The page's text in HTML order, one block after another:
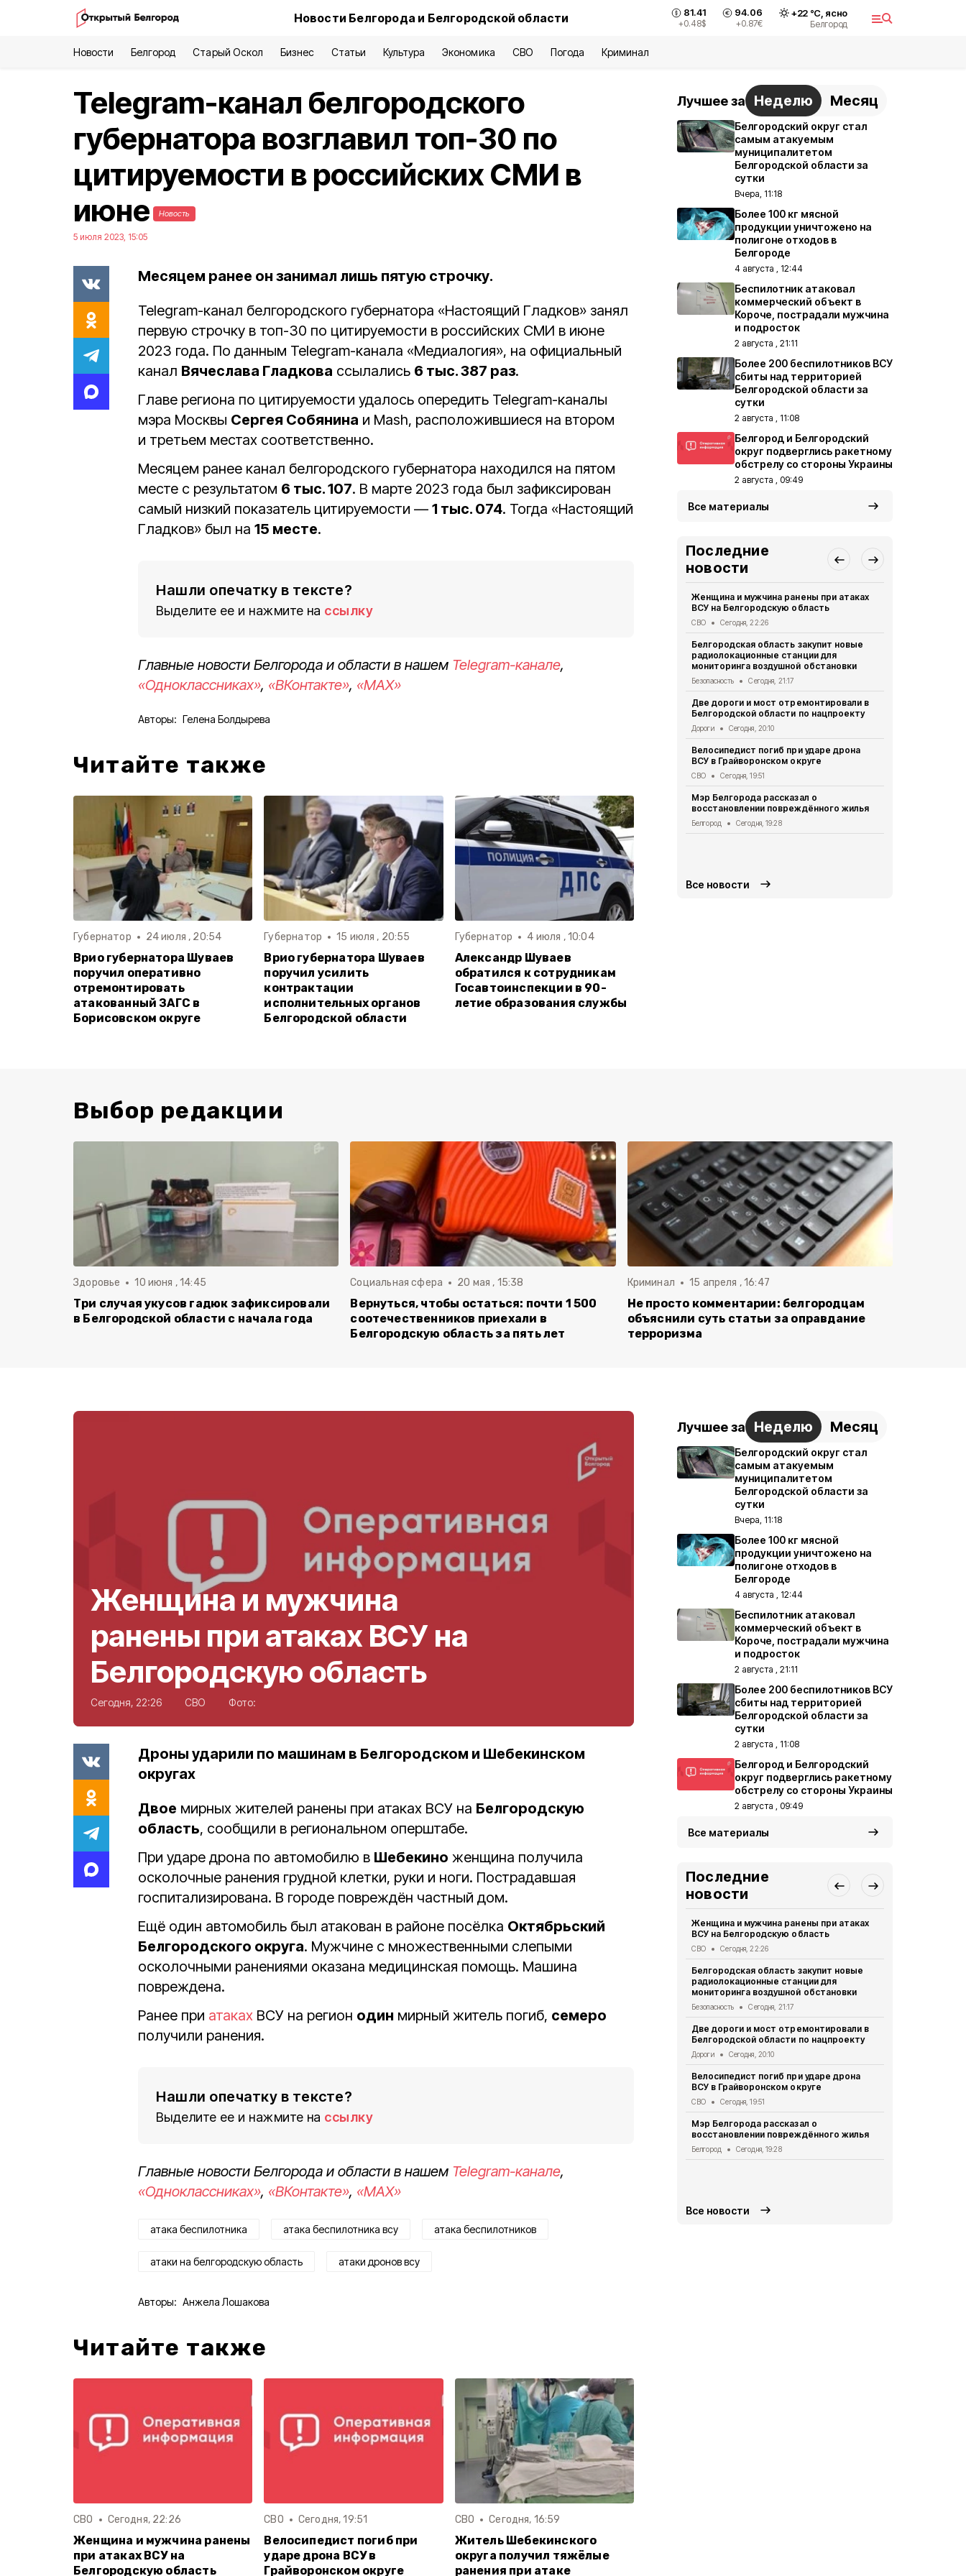
Новости Белгорода и Белгородской области 81.41
+0.48$
94.06
+0.87€
+22°С, ясно
Белгород
Новости Белгород Старый Оскол Бизнес Статьи Культура Экономика СВО Погода Криминал
Telegram-канал белгородского
губернатора возглавил топ-30 по
цитируемости в российских СМИ в
июне
Новость
5 июля 2023, 15:05
Месяцем ранее он занимал лишь пятую строчку.
Telegram-канал белгородского губернатора «Настоящий Гладков» занял
первую строчку в топ-30 по цитируемости в российских СМИ в июне
2023 года. По данным Telegram-канала «Медиалогия», на официальный
канал Вячеслава Гладкова ссылались 6 тыс. 387 раз.
Главе региона по цитируемости удалось опередить Telegram-каналы
мэра Москвы Сергея Собянина и Mash, расположившиеся на втором
и третьем местах соответственно.
Месяцем ранее канал белгородского губернатора находился на пятом
месте с результатом 6 тыс. 107. В марте 2023 года был зафиксирован
самый низкий показатель цитируемости — 1 тыс. 074. Тогда «Настоящий
Гладков» был на 15 месте.
Нашли опечатку в тексте?
Выделите ее и нажмите на ссылку
Главные новости Белгорода и области в нашем Telegram-канале,
«Одноклассниках», «ВКонтакте», «MAX»
Авторы: Гелена Болдырева
Читайте также
Губернатор 24 июля , 20:54
Врио губернатора Шуваев
поручил оперативно
отремонтировать
атакованный ЗАГС в
Борисовском округе
Губернатор 15 июля , 20:55
Врио губернатора Шуваев
поручил усилить
контрактации
исполнительных органов
Белгородской области
Губернатор 4 июля , 10:04
Александр Шуваев
обратился к сотрудникам
Госавтоинспекции в 90-
летие образования службы
Лучшее за Неделю Месяц
Белгородский округ стал
самым атакуемым
муниципалитетом
Белгородской области за
сутки
Вчера, 11:18
Более 100 кг мясной
продукции уничтожено на
полигоне отходов в
Белгороде
4 августа , 12:44
Беспилотник атаковал
коммерческий объект в
Короче, пострадали мужчина
и подросток
2 августа , 21:11
Более 200 беспилотников ВСУ
сбиты над территорией
Белгородской области за
сутки
2 августа , 11:08
Белгород и Белгородский
округ подверглись ракетному
обстрелу со стороны Украины
2 августа , 09:49
Все материалы
Последние
новости
Женщина и мужчина ранены при атаках
ВСУ на Белгородскую область
СВО Сегодня, 22:26
Белгородская область закупит новые
радиолокационные станции для
мониторинга воздушной обстановки
Безопасность Сегодня, 21:17
Две дороги и мост отремонтировали в
Белгородской области по нацпроекту
Дороги Сегодня, 20:10
Велосипедист погиб при ударе дрона
ВСУ в Грайворонском округе
СВО Сегодня, 19:51
Мэр Белгорода рассказал о
восстановлении повреждённого жилья
Белгород Сегодня, 19:28
Все новости
Выбор редакции
Здоровье 10 июня , 14:45
Три случая укусов гадюк зафиксировали
в Белгородской области с начала года
Социальная сфера 20 мая , 15:38
Вернуться, чтобы остаться: почти 1 500
соотечественников приехали в
Белгородскую область за пять лет
Криминал 15 апреля , 16:47
Не просто комментарии: белгородцам
объяснили суть статьи за оправдание
терроризма
Женщина и мужчина
ранены при атаках ВСУ на
Белгородскую область
Сегодня, 22:26 СВО Фото:
Дроны ударили по машинам в Белгородском и Шебекинском
округах
Двое мирных жителей ранены при атаках ВСУ на Белгородскую
область, сообщили в региональном оперштабе.
При ударе дрона по автомобилю в Шебекино женщина получила
осколочные ранения грудной клетки, руки и ноги. Пострадавшая
госпитализирована. В городе повреждён частный дом.
Ещё один автомобиль был атакован в районе посёлка Октябрьский
Белгородского округа. Мужчине с множественными слепыми
осколочными ранениями оказана медицинская помощь. Машина
повреждена.
Ранее при атаках ВСУ на регион один мирный житель погиб, семеро
получили ранения.
Нашли опечатку в тексте?
Выделите ее и нажмите на ссылку
Главные новости Белгорода и области в нашем Telegram-канале,
«Одноклассниках», «ВКонтакте», «MAX»
атака беспилотника атака беспилотника всу атака беспилотников
атаки на белгородскую область атаки дронов всу
Авторы: Анжела Лошакова
Читайте также
СВО Сегодня, 22:26
Женщина и мужчина ранены
при атаках ВСУ на
Белгородскую область
СВО Сегодня, 19:51
Велосипедист погиб при
ударе дрона ВСУ в
Грайворонском округе
СВО Сегодня, 16:59
Житель Шебекинского
округа получил тяжёлые
ранения при атаке
Лучшее за Неделю Месяц
Белгородский округ стал
самым атакуемым
муниципалитетом
Белгородской области за
сутки
Вчера, 11:18
Более 100 кг мясной
продукции уничтожено на
полигоне отходов в
Белгороде
4 августа , 12:44
Беспилотник атаковал
коммерческий объект в
Короче, пострадали мужчина
и подросток
2 августа , 21:11
Более 200 беспилотников ВСУ
сбиты над территорией
Белгородской области за
сутки
2 августа , 11:08
Белгород и Белгородский
округ подверглись ракетному
обстрелу со стороны Украины
2 августа , 09:49
Все материалы
Последние
новости
Женщина и мужчина ранены при атаках
ВСУ на Белгородскую область
СВО Сегодня, 22:26
Белгородская область закупит новые
радиолокационные станции для
мониторинга воздушной обстановки
Безопасность Сегодня, 21:17
Две дороги и мост отремонтировали в
Белгородской области по нацпроекту
Дороги Сегодня, 20:10
Велосипедист погиб при ударе дрона
ВСУ в Грайворонском округе
СВО Сегодня, 19:51
Мэр Белгорода рассказал о
восстановлении повреждённого жилья
Белгород Сегодня, 19:28
Все новости